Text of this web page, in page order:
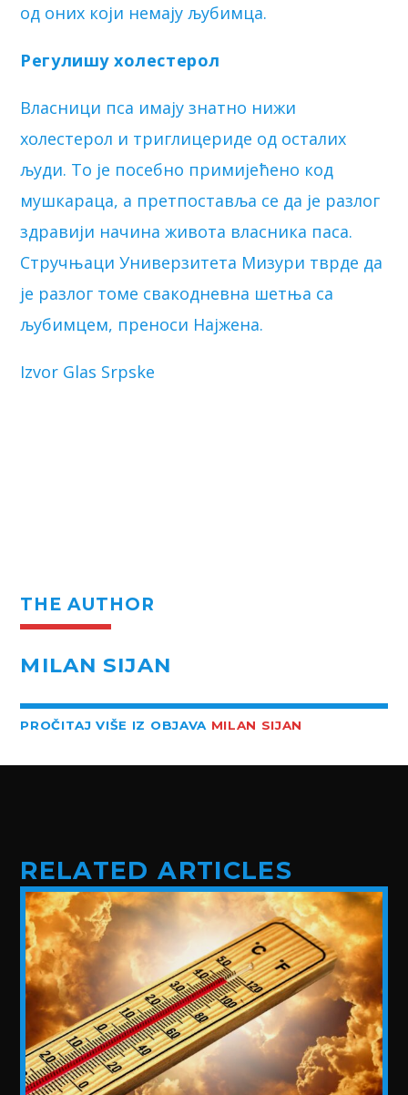
од оних који немају љубимца.
Регулишу холестерол
Власници пса имају знатно нижи
холестерол и триглицериде од осталих
људи. То је посебно примијећено код
мушкараца, а претпоставља се да је разлог
здравији начина живота власника паса.
Стручњаци Универзитета Мизури тврде да
је разлог томе свакодневна шетња са
љубимцем, преноси Најжена.
Izvor Glas Srpske
THE AUTHOR
MILAN SIJAN
PROČITAJ VIŠE IZ OBJAVA MILAN SIJAN
RELATED ARTICLES